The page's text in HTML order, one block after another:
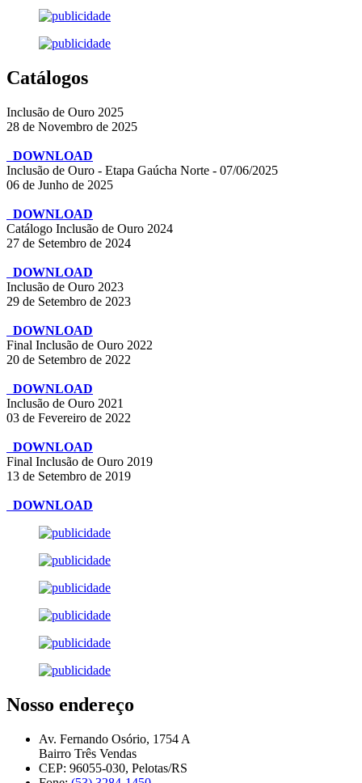
Catálogos
Inclusão de Ouro 2025
28 de Novembro de 2025
DOWNLOAD
Inclusão de Ouro - Etapa Gaúcha Norte - 07/06/2025
06 de Junho de 2025
DOWNLOAD
Catálogo Inclusão de Ouro 2024
27 de Setembro de 2024
DOWNLOAD
Inclusão de Ouro 2023
29 de Setembro de 2023
DOWNLOAD
Final Inclusão de Ouro 2022
20 de Setembro de 2022
DOWNLOAD
Inclusão de Ouro 2021
03 de Fevereiro de 2022
DOWNLOAD
Final Inclusão de Ouro 2019
13 de Setembro de 2019
DOWNLOAD
Nosso endereço
Av. Fernando Osório, 1754 A
Bairro Três Vendas
CEP: 96055-030, Pelotas/RS